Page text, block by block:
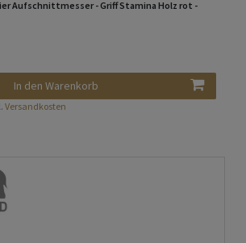
Aufschnittmesser - Griff Stamina Holz rot -
In den Warenkorb
Versandkosten